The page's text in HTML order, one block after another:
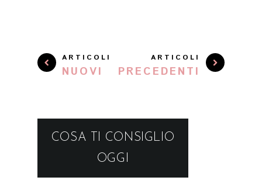
ARTICOLI
NUOVI
ARTICOLI
PRECEDENTI
COSA TI CONSIGLIO
OGGI